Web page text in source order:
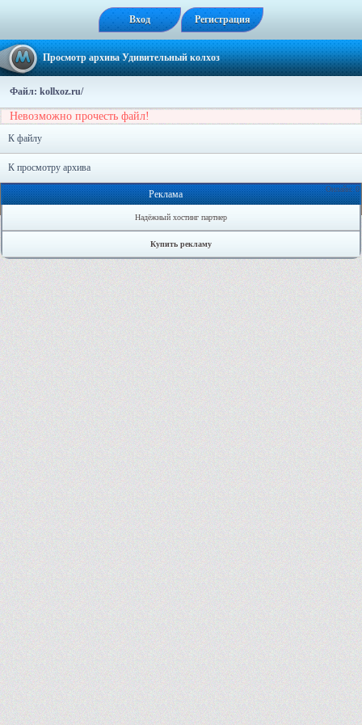
Вход Регистрация
Просмотр архива Удивительный колхоз
Файл: kollxoz.ru/
Невозможно прочесть файл!
К файлу
К просмотру архива
Онлайн: 0
Реклама
Надёжный хостинг партнер
Купить рекламу